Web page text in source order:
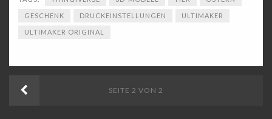
GESCHENK DRUCKEINSTELLUNGEN ULTIMAKER
ULTIMAKER ORIGINAL
SEITE 2 VON 2